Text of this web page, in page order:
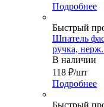
Подробнее
Быстрый
Шпатель
ручка,
В наличии
118 ₽/шт
Подробнее